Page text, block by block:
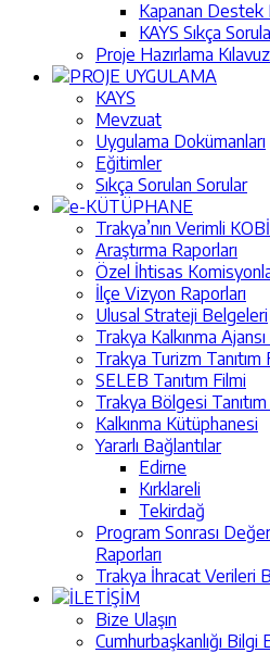
Kapanan Destek
KAYS Sıkça
Proje Hazırlama
PROJE UYGULAMA
KAYS
Mevzuat
Uygulama Dokümanları
Eğitimler
Sıkça Sorulan Sorular
e-KÜTÜPHANE
Trakya’nın Verimli
Araştırma Raporları
Özel İhtisas
İlçe Vizyon Raporları
Ulusal Strateji Belgeleri
Trakya Kalkınma
Trakya Turizm Tanıtım
SELEB Tanıtım Filmi
Trakya Bölgesi
Kalkınma Kütüphanesi
Yararlı Bağlantılar
Edirne
Kırklareli
Tekirdağ
Program Sonrası
Raporları
Trakya İhracat Verileri
İLETİŞİM
Bize Ulaşın
Cumhurbaşkanlığı Bilgi